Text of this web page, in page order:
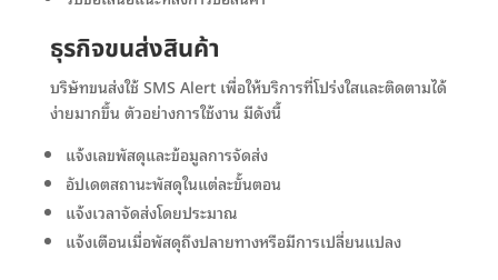
ธุรกิจขนส่งสินค้า
บริษัทขนส่งใช้ SMS Alert เพื่อให้บริการที่โปร่งใสและติดตามได้
ง่ายมากขึ้น ตัวอย่างการใช้งาน มีดังนี้
แจ้งเลขพัสดุและข้อมูลการจัดส่ง
อัปเดตสถานะพัสดุในแต่ละขั้นตอน
แจ้งเวลาจัดส่งโดยประมาณ
แจ้งเตือนเมื่อพัสดุถึงปลายทางหรือมีการเปลี่ยนแปลง